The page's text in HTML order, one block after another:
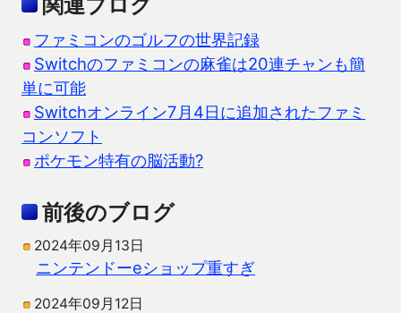
ファミコンのゴルフの世界記録
Switchのファミコンの麻雀は20連チャンも簡
単に可能
Switchオンライン7月4日に追加されたファミ
コンソフト
ポケモン特有の脳活動?
前後のブログ
2024年09月13日
ニンテンドーeショップ重すぎ
2024年09月12日